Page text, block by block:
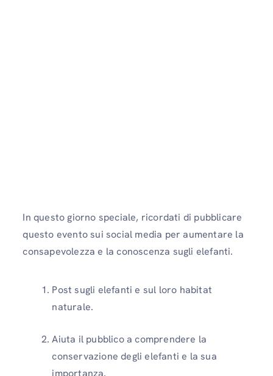
In questo giorno speciale, ricordati di pubblicare
questo evento sui social media per aumentare la
consapevolezza e la conoscenza sugli elefanti.
Post sugli elefanti e sul loro habitat
naturale.
Aiuta il pubblico a comprendere la
conservazione degli elefanti e la sua
importanza.